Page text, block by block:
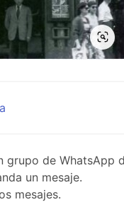
grupo de
un mesaje.
mesajes.